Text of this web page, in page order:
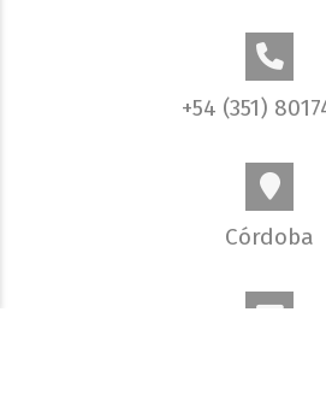
+54 (351)
Córdoba